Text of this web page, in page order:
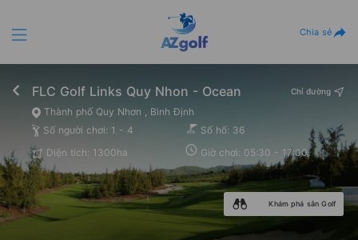
Chia sẻ
FLC Golf Links Quy Nhon - Ocean
Thành phố Quy Nhơn , Bình Định
Số người chơi: 1 - 4
Số hố: 36
Diện tích: 1300ha
Giờ chơi: 05:30 - 17:00
Chỉ đường
Khám phá sân Golf